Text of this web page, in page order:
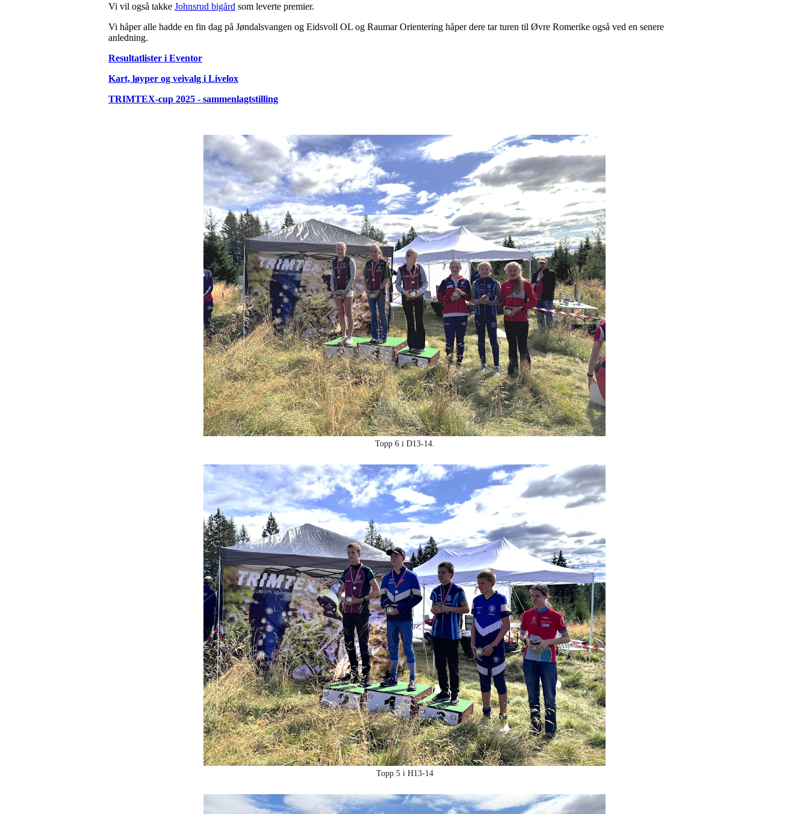
Vi vil også takke Johnsrud bigård som leverte premier.
Vi håper alle hadde en fin dag på Jøndalsvangen og Eidsvoll OL og Raumar Orientering håper dere tar turen til Øvre Romerike også ved en senere
anledning.
Resultatlister i Eventor
Kart, løyper og veivalg i Livelox
TRIMTEX-cup 2025 - sammenlagtstilling
Topp 6 i D13-14.
Topp 5 i H13-14